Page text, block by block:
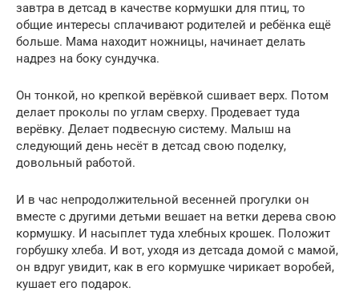
завтра в детсад в качестве кормушки для птиц, то
общие интересы сплачивают родителей и ребёнка ещё
больше. Мама находит ножницы, начинает делать
надрез на боку сундучка.
Он тонкой, но крепкой верёвкой сшивает верх. Потом
делает проколы по углам сверху. Продевает туда
верёвку. Делает подвесную систему. Малыш на
следующий день несёт в детсад свою поделку,
довольный работой.
И в час непродолжительной весенней прогулки он
вместе с другими детьми вешает на ветки дерева свою
кормушку. И насыплет туда хлебных крошек. Положит
горбушку хлеба. И вот, уходя из детсада домой с мамой,
он вдруг увидит, как в его кормушке чирикает воробей,
кушает его подарок.